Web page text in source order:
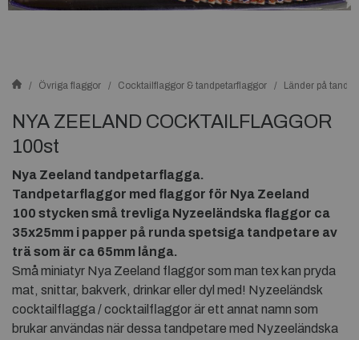
Övriga flaggor Cocktailflaggor & tandpetarflaggor Länder på
NYA ZEELAND COCKTAILFLAGGOR
100st
Nya Zeeland tandpetarflagga.
Tandpetarflaggor med flaggor för Nya Zeeland
100 stycken små trevliga Nyzeeländska flaggor ca
35x25mm i papper på runda spetsiga tandpetare av
trä som är ca 65mm långa.
Små miniatyr Nya Zeeland flaggor som man tex kan pryda
mat, snittar, bakverk, drinkar eller dyl med! Nyzeeländsk
cocktailflagga / cocktailflaggor är ett annat namn som
brukar användas när dessa tandpetare med Nyzeeländska